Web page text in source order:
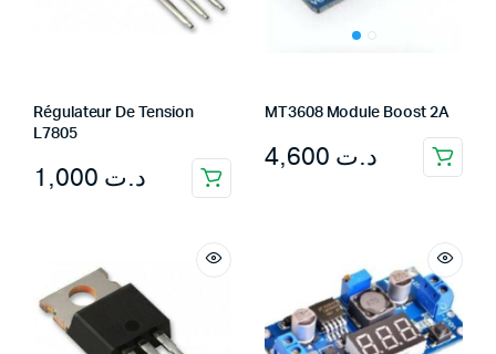
Régulateur De Tension
L7805
د.ت
MT3608 Module Boost 2A
د.ت